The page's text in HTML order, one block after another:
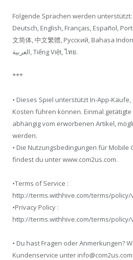
Folgende Sprachen werden unterstützt:
Deutsch, English, Français, Español,
文简体, 中文繁體, Русский, Bahasa
العربية, Tiếng Việt, ไทย.
***
• Dieses Spiel unterstützt In-App-
Kosten führen können. Einmal
abhängig vom erworbenen Artikel,
werden.
• Die Nutzungsbedingungen für Mobile
findest du unter www.com2us.com.
•Terms of Service :
http://terms.withhive.com/terms/policy/
•Privacy Policy :
http://terms.withhive.com/terms/policy/
• Du hast Fragen oder Anmerkungen?
Kundenservice unter